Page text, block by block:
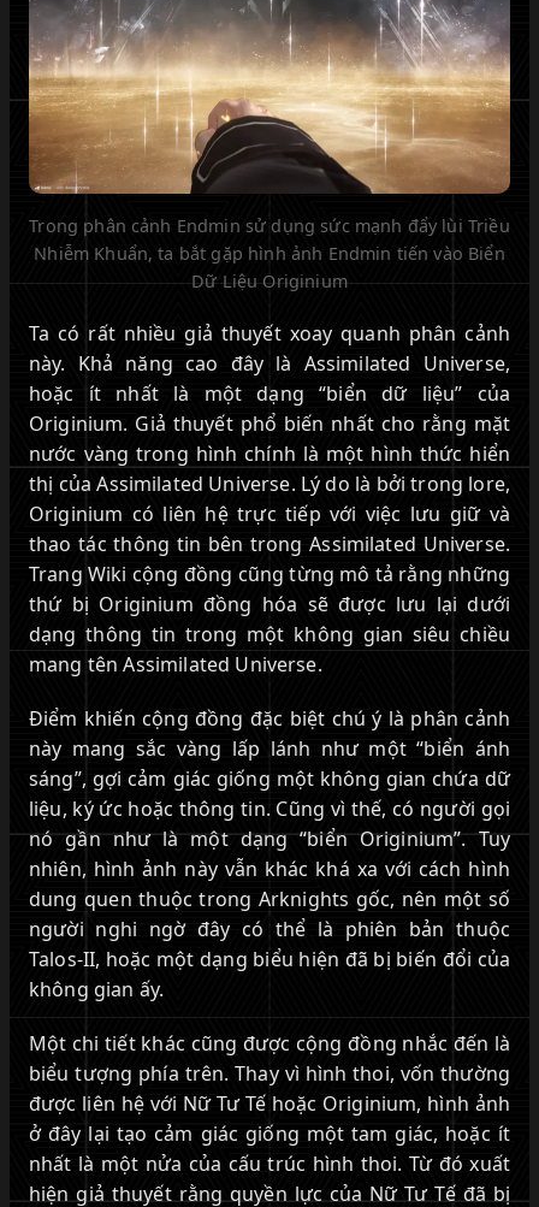
Trong phân cảnh Endmin sử dụng sức mạnh đẩy lùi Triều
Nhiễm Khuẩn, ta bắt gặp hình ảnh Endmin tiến vào Biển
Dữ Liệu Originium
Ta có rất nhiều giả thuyết xoay quanh phân cảnh
này. Khả năng cao đây là Assimilated Universe,
hoặc ít nhất là một dạng “biển dữ liệu” của
Originium. Giả thuyết phổ biến nhất cho rằng mặt
nước vàng trong hình chính là một hình thức hiển
thị của Assimilated Universe. Lý do là bởi trong lore,
Originium có liên hệ trực tiếp với việc lưu giữ và
thao tác thông tin bên trong Assimilated Universe.
Trang Wiki cộng đồng cũng từng mô tả rằng những
thứ bị Originium đồng hóa sẽ được lưu lại dưới
dạng thông tin trong một không gian siêu chiều
mang tên Assimilated Universe.
Điểm khiến cộng đồng đặc biệt chú ý là phân cảnh
này mang sắc vàng lấp lánh như một “biển ánh
sáng”, gợi cảm giác giống một không gian chứa dữ
liệu, ký ức hoặc thông tin. Cũng vì thế, có người gọi
nó gần như là một dạng “biển Originium”. Tuy
nhiên, hình ảnh này vẫn khác khá xa với cách hình
dung quen thuộc trong Arknights gốc, nên một số
người nghi ngờ đây có thể là phiên bản thuộc
Talos-II, hoặc một dạng biểu hiện đã bị biến đổi của
không gian ấy.
Một chi tiết khác cũng được cộng đồng nhắc đến là
biểu tượng phía trên. Thay vì hình thoi, vốn thường
được liên hệ với Nữ Tư Tế hoặc Originium, hình ảnh
ở đây lại tạo cảm giác giống một tam giác, hoặc ít
nhất là một nửa của cấu trúc hình thoi. Từ đó xuất
hiện giả thuyết rằng quyền lực của Nữ Tư Tế đã bị